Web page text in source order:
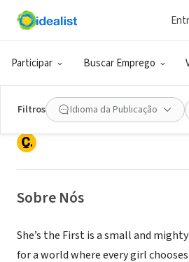
Participar Buscar Emprego
Filtros Idioma da Publicação
She's the First
New York, NY|www.shesthefirst.org
Sobre Nós
She’s the First is a small and
for a world where every girl